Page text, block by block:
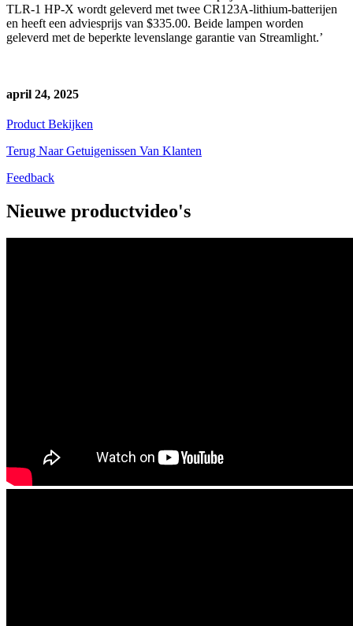
TLR-1 HP-X wordt geleverd met twee CR123A-lithium-batterijen
en heeft een adviesprijs van $335.00. Beide lampen worden
geleverd met de beperkte levenslange garantie van Streamlight.’
april 24, 2025
Product Bekijken
Terug Naar Getuigenissen Van Klanten
Feedback
Nieuwe productvideo's